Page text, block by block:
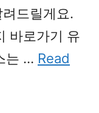
드릴게요.
바로가기 유
는 … Read